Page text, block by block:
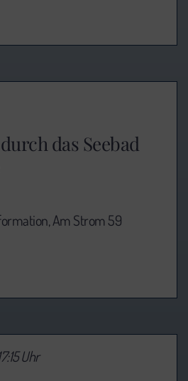
das Seebad
Am Strom 59
Uhr